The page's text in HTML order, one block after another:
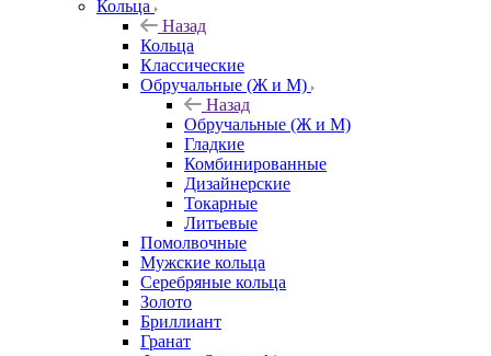
Кольца
Назад
Кольца
Классические
Обручальные (Ж и М)
Назад
Обручальные (Ж и М)
Гладкие
Комбинированные
Дизайнерские
Токарные
Литьевые
Помолвочные
Мужские кольца
Серебряные кольца
Золото
Бриллиант
Гранат